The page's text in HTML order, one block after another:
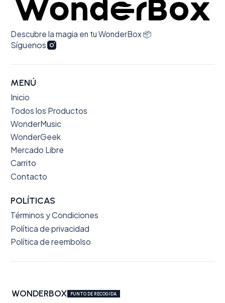
Descubre la magia en tu WonderBox 📦
Síguenos
MENÚ
Inicio
Todos los Productos
WonderMusic
WonderGeek
Mercado Libre
Carrito
Contacto
POLÍTICAS
Términos y Condiciones
Política de privacidad
Política de reembolso
WONDERBOX PUNTO DE RECOGIDA